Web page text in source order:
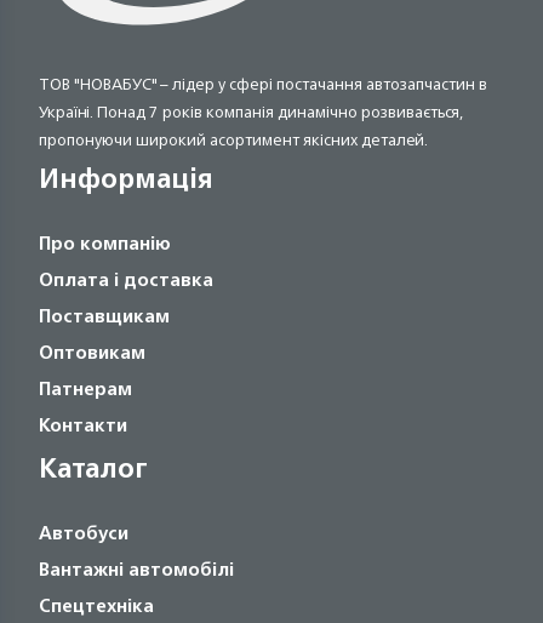
ТОВ "НОВАБУС" – лідер у сфері постачання автозапчастин в
Україні. Понад 7 років компанія динамічно розвивається,
пропонуючи широкий асортимент якісних деталей.
Информація
Про компанію
Оплата і доставка
Поставщикам
Оптовикам
Патнерам
Контакти
Каталог
Автобуси
Вантажні автомобілі
Спецтехніка